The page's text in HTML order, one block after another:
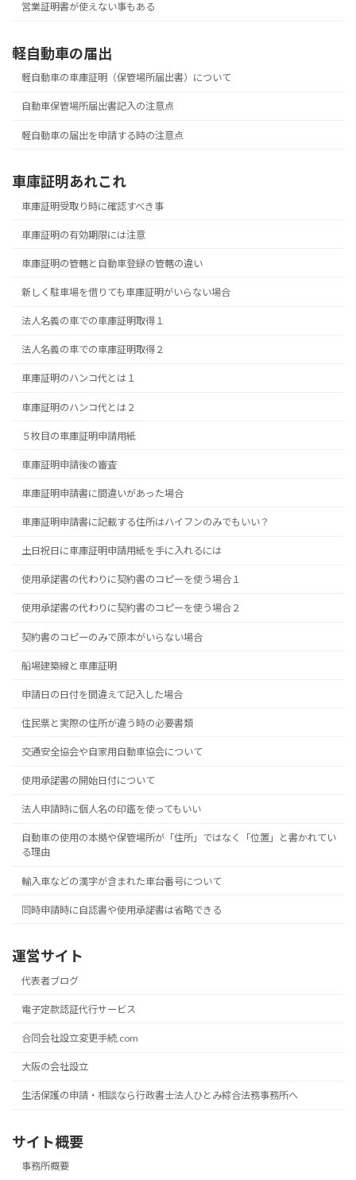
営業証明書が使えない事もある
軽自動車の届出
軽自動車の車庫証明（保管場所届出書）について
自動車保管場所届出書記入の注意点
軽自動車の届出を申請する時の注意点
車庫証明あれこれ
車庫証明受取り時に確認すべき事
車庫証明の有効期限には注意
車庫証明の管轄と自動車登録の管轄の違い
新しく駐車場を借りても車庫証明がいらない場合
法人名義の車での車庫証明取得１
法人名義の車での車庫証明取得２
車庫証明のハンコ代とは１
車庫証明のハンコ代とは２
５枚目の車庫証明申請用紙
車庫証明申請後の審査
車庫証明申請書に間違いがあった場合
車庫証明申請書に記載する住所はハイフンのみでもいい？
土日祝日に車庫証明申請用紙を手に入れるには
使用承諾書の代わりに契約書のコピーを使う場合１
使用承諾書の代わりに契約書のコピーを使う場合２
契約書のコピーのみで原本がいらない場合
船場建築線と車庫証明
申請日の日付を間違えて記入した場合
住民票と実際の住所が違う時の必要書類
交通安全協会や自家用自動車協会について
使用承諾書の開始日付について
法人申請時に個人名の印鑑を使ってもいい
自動車の使用の本拠や保管場所が「住所」ではなく「位置」と書かれてい
る理由
輸入車などの漢字が含まれた車台番号について
同時申請時に自認書や使用承諾書は省略できる
運営サイト
代表者ブログ
電子定款認証代行サービス
合同会社設立変更手続.com
大阪の会社設立
生活保護の申請・相談なら行政書士法人ひとみ綜合法務事務所へ
サイト概要
事務所概要